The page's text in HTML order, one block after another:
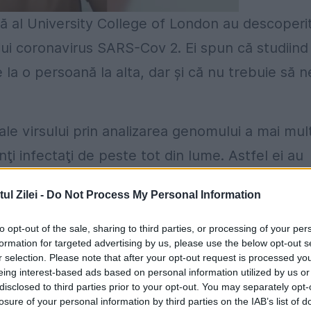
Zilei - Do Not Process My Personal Information
opt-out of the sale, sharing to third parties, or processing of your
for targeted advertising by us, please use the below opt-out
selection. Please note that after your opt-out request is processed
interest-based ads based on personal information utilized by us
to third parties prior to your opt-out. You may separately
of your personal information by third parties on the IAB’s list of
al University College of London au
coronavirus SARS-Cov 2. Ei spun că studiind
o persoană la alta, dar și că nu trebuie să
virsului prin analizarea genomului a mai
infectaţi de peste tot din lume. Astfel ei au
de o singură dată. Concluzia: virusul
nici mai repede, nici mai încet, și nici
mutaţii. Virusurile se schimbă,
schimbări sunt absolut neutre. Am